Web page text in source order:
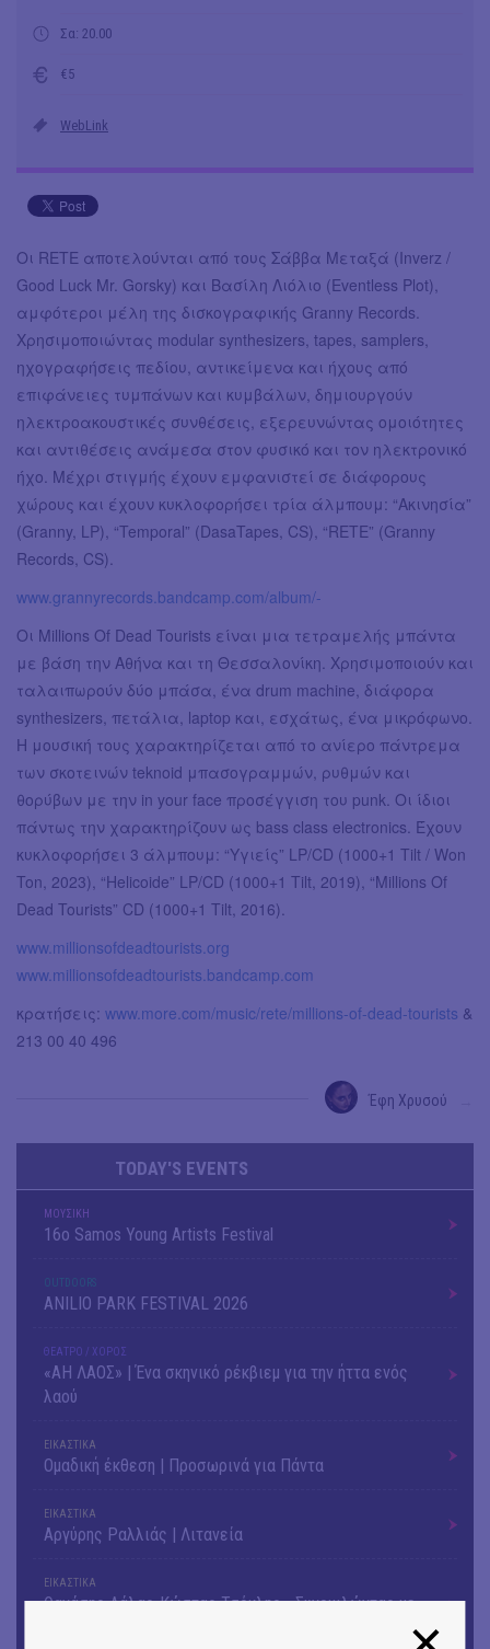
Σα: 20.00
€5
WebLink
Οι RΕΤΕ αποτελούνται από τους Σάββα Μεταξά (Inverz /
Good Luck Mr. Gorsky) και Βασίλη Λιόλιο (Eventless Plot),
αμφότεροι μέλη της δισκογραφικής Granny Records.
Χρησιμοποιώντας modular synthesizers, tapes, samplers,
ηχογραφήσεις πεδίου, αντικείμενα και ήχους από
επιφάνειες τυμπάνων και κυμβάλων, δημιουργούν
ηλεκτροακουστικές συνθέσεις, εξερευνώντας ομοιότητες
και αντιθέσεις ανάμεσα στον φυσικό και τον ηλεκτρονικό
ήχο. Μέχρι στιγμής έχουν εμφανιστεί σε διάφορους
χώρους και έχουν κυκλοφορήσει τρία άλμπουμ: “Ακινησία”
(Granny, LP), “Temporal” (DasaTapes, CS), “RETE” (Granny
Records, CS).
www.grannyrecords.bandcamp.com/album/-
Οι Millions Of Dead Tourists είναι μια τετραμελής μπάντα
με βάση την Αθήνα και τη Θεσσαλονίκη. Χρησιμοποιούν και
ταλαιπωρούν δύο μπάσα, ένα drum machine, διάφορα
synthesizers, πετάλια, laptop και, εσχάτως, ένα μικρόφωνο.
Η μουσική τους χαρακτηρίζεται από το ανίερο πάντρεμα
των σκοτεινών teknoid μπασογραμμών, ρυθμών και
θορύβων με την in your face προσέγγιση του punk. Οι ίδιοι
πάντως την χαρακτηρίζουν ως bass class electronics. Έχουν
κυκλοφορήσει 3 άλμπουμ: “Yγιείς” LP/CD (1000+1 Tilt / Won
Ton, 2023), “Helicoide” LP/CD (1000+1 Tilt, 2019), “Millions Of
Dead Tourists” CD (1000+1 Tilt, 2016).
www.millionsofdeadtourists.org
www.millionsofdeadtourists.bandcamp.com
κρατήσεις: www.more.com/music/rete/millions-of-dead-tourists &
213 00 40 496
Έφη Χρυσού
TODAY'S EVENTS
ΜΟΥΣΙΚΗ
16o Samos Young Artists Festival
OUTDΟORS
ANILIO PARK FESTIVAL 2026
ΘΕΑΤΡΟ / ΧΟΡΟΣ
«ΑΗ ΛΑΟΣ» | Ένα σκηνικό ρέκβιεμ για την ήττα ενός
λαού
ΕΙΚΑΣΤΙΚΑ
Ομαδική έκθεση | Προσωρινά για Πάντα
ΕΙΚΑΣΤΙΚΑ
Αργύρης Ραλλιάς | Λιτανεία
ΕΙΚΑΣΤΙΚΑ
Θανάσης Λάλας-Κώστας Τσόκλης - Συνομιλώντας με